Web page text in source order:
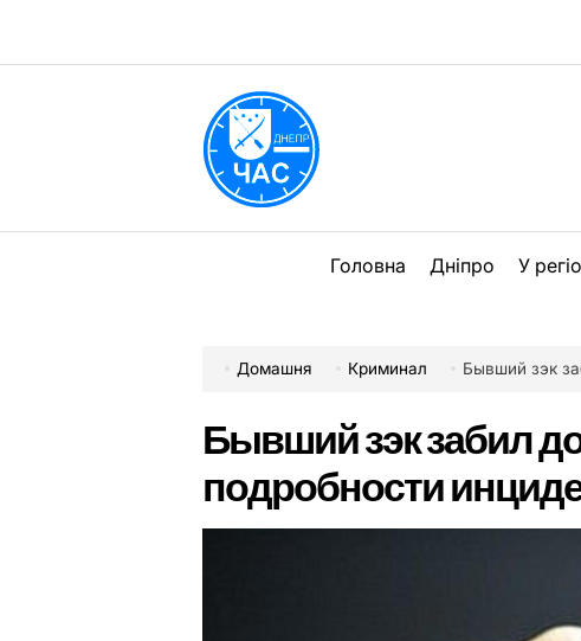
вмісту
Головна Дніпро У
Домашня Криминал Бывший зэк
Бывший зэк забил
подробности